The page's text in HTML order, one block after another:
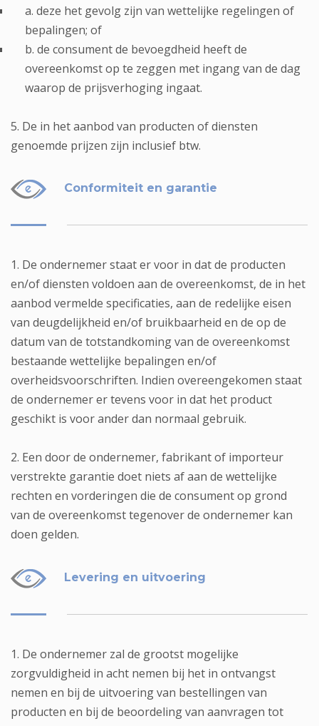
a. deze het gevolg zijn van wettelijke regelingen of
bepalingen; of
b. de consument de bevoegdheid heeft de
overeenkomst op te zeggen met ingang van de dag
waarop de prijsverhoging ingaat.
5. De in het aanbod van producten of diensten
genoemde prijzen zijn inclusief btw.
Conformiteit en garantie
1. De ondernemer staat er voor in dat de producten
en/of diensten voldoen aan de overeenkomst, de in het
aanbod vermelde specificaties, aan de redelijke eisen
van deugdelijkheid en/of bruikbaarheid en de op de
datum van de totstandkoming van de overeenkomst
bestaande wettelijke bepalingen en/of
overheidsvoorschriften. Indien overeengekomen staat
de ondernemer er tevens voor in dat het product
geschikt is voor ander dan normaal gebruik.
2. Een door de ondernemer, fabrikant of importeur
verstrekte garantie doet niets af aan de wettelijke
rechten en vorderingen die de consument op grond
van de overeenkomst tegenover de ondernemer kan
doen gelden.
Levering en uitvoering
1. De ondernemer zal de grootst mogelijke
zorgvuldigheid in acht nemen bij het in ontvangst
nemen en bij de uitvoering van bestellingen van
producten en bij de beoordeling van aanvragen tot